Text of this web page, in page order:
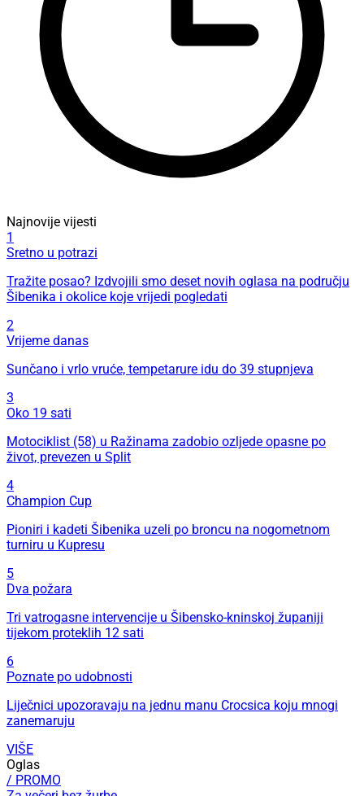
Najnovije vijesti
1
Sretno u potrazi
Tražite posao? Izdvojili smo deset novih oglasa na području
Šibenika i okolice koje vrijedi pogledati
2
Vrijeme danas
Sunčano i vrlo vruće, tempetarure idu do 39 stupnjeva
3
Oko 19 sati
Motociklist (58) u Ražinama zadobio ozljede opasne po
život, prevezen u Split
4
Champion Cup
Pioniri i kadeti Šibenika uzeli po broncu na nogometnom
turniru u Kupresu
5
Dva požara
Tri vatrogasne intervencije u Šibensko-kninskoj županiji
tijekom proteklih 12 sati
6
Poznate po udobnosti
Liječnici upozoravaju na jednu manu Crocsica koju mnogi
zanemaruju
VIŠE
Oglas
/ PROMO